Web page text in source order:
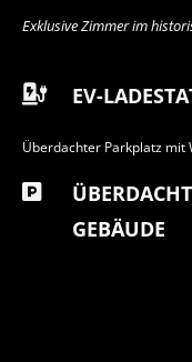
Exklusive Zimmer im
EV-
Überdachter Parkplatz mit
GEBÄUDE